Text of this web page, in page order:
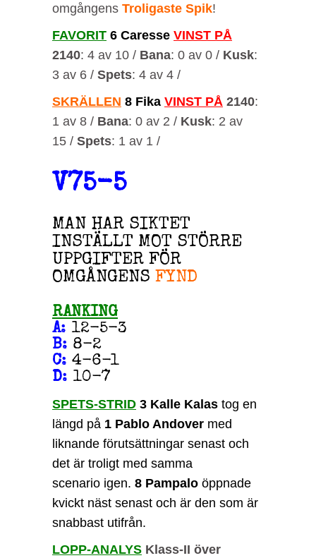
omgångens Troligaste Spik!
FAVORIT 6 Caresse VINST PÅ
2140: 4 av 10 / Bana: 0 av 0 / Kusk:
3 av 6 / Spets: 4 av 4 /
SKRÄLLEN 8 Fika VINST PÅ 2140:
1 av 8 / Bana: 0 av 2 / Kusk: 2 av
15 / Spets: 1 av 1 /
V75-5
MAN HAR SIKTET
INSTÄLLT MOT STÖRRE
UPPGIFTER FÖR
OMGÅNGENS FYND
RANKING
A: 12-5-3
B: 8-2
C: 4-6-1
D: 10-7
SPETS-STRID 3 Kalle Kalas tog en
längd på 1 Pablo Andover med
liknande förutsättningar senast och
det är troligt med samma
scenario igen. 8 Pampalo öppnade
kvickt näst senast och är den som är
snabbast utifrån.
LOPP-ANALYS Klass-II över